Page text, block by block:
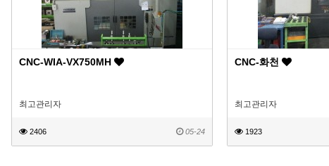
CNC-WIA-VX750MH
최고관리자
2406 05-24
CNC-화천
최고관리자
1923